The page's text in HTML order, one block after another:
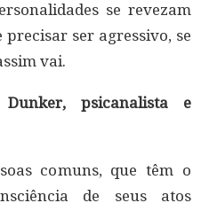
se revezam
precisar ser agressivo, se
vai.
psicanalista e
comuns, que têm o
de seus atos